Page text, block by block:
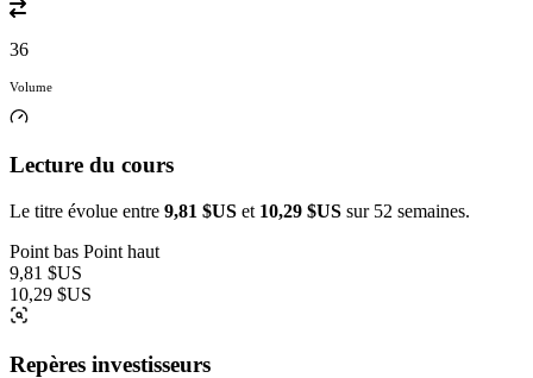
36
Volume
Lecture du cours
Le titre évolue entre 9,81 $US et 10,29 $US sur 52 semaines.
Point bas Point haut
9,81 $US
10,29 $US
Repères investisseurs